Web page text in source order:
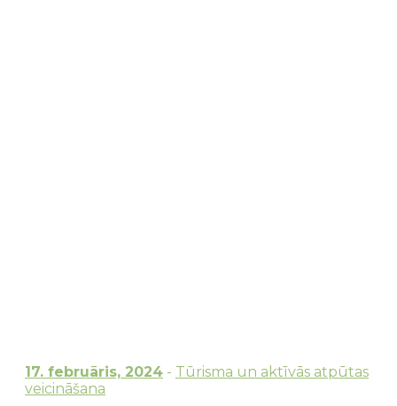
17. februāris, 2024 - Tūrisma un aktīvās atpūtas
veicināšana